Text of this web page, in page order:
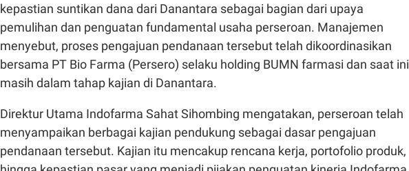
kepastian suntikan dana dari Danantara sebagai bagian dari upaya
pemulihan dan penguatan fundamental usaha perseroan. Manajemen
menyebut, proses pengajuan pendanaan tersebut telah dikoordinasikan
bersama PT Bio Farma (Persero) selaku holding BUMN farmasi dan saat ini
masih dalam tahap kajian di Danantara.
Direktur Utama Indofarma Sahat Sihombing mengatakan, perseroan telah
menyampaikan berbagai kajian pendukung sebagai dasar pengajuan
pendanaan tersebut. Kajian itu mencakup rencana kerja, portofolio produk,